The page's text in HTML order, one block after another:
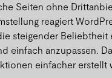
Seiten ohne
reagiert
steigender
einfach anzupassen.
einfacher erstellt